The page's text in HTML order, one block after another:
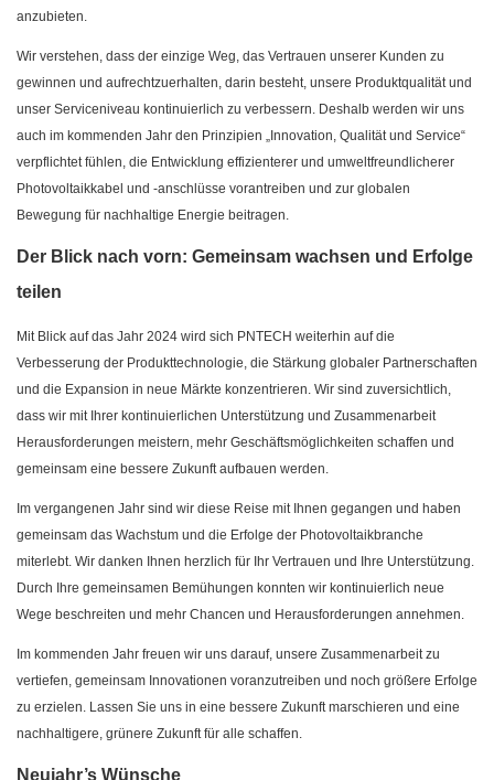
anzubieten.
Wir verstehen, dass der einzige Weg, das Vertrauen unserer Kunden zu
gewinnen und aufrechtzuerhalten, darin besteht, unsere Produktqualität und
unser Serviceniveau kontinuierlich zu verbessern. Deshalb werden wir uns
auch im kommenden Jahr den Prinzipien „Innovation, Qualität und Service“
verpflichtet fühlen, die Entwicklung effizienterer und umweltfreundlicherer
Photovoltaikkabel und -anschlüsse vorantreiben und zur globalen
Bewegung für nachhaltige Energie beitragen.
Der Blick nach vorn: Gemeinsam wachsen und Erfolge
teilen
Mit Blick auf das Jahr 2024 wird sich PNTECH weiterhin auf die
Verbesserung der Produkttechnologie, die Stärkung globaler Partnerschaften
und die Expansion in neue Märkte konzentrieren. Wir sind zuversichtlich,
dass wir mit Ihrer kontinuierlichen Unterstützung und Zusammenarbeit
Herausforderungen meistern, mehr Geschäftsmöglichkeiten schaffen und
gemeinsam eine bessere Zukunft aufbauen werden.
Im vergangenen Jahr sind wir diese Reise mit Ihnen gegangen und haben
gemeinsam das Wachstum und die Erfolge der Photovoltaikbranche
miterlebt. Wir danken Ihnen herzlich für Ihr Vertrauen und Ihre Unterstützung.
Durch Ihre gemeinsamen Bemühungen konnten wir kontinuierlich neue
Wege beschreiten und mehr Chancen und Herausforderungen annehmen.
Im kommenden Jahr freuen wir uns darauf, unsere Zusammenarbeit zu
vertiefen, gemeinsam Innovationen voranzutreiben und noch größere Erfolge
zu erzielen. Lassen Sie uns in eine bessere Zukunft marschieren und eine
nachhaltigere, grünere Zukunft für alle schaffen.
Neujahr’s Wünsche